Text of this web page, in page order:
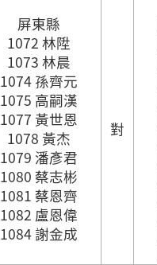
屏東縣
1072 林陞
1073 林晨
1074 孫齊元
1075 高嗣漢
1077 黃世恩
1078 黃杰
1079 潘彥君
1080 蔡志彬
1081 蔡恩齊
1082 盧恩偉
1084 謝金成
對